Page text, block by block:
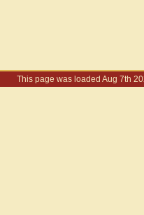
This page was loaded Aug 7th